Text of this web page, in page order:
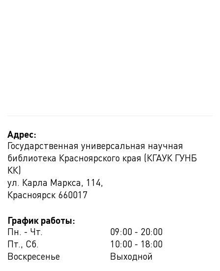
Адрес:
Государственная универсальная научная
библиотека Красноярского края (КГАУК ГУНБ
КК)
ул. Карла Маркса, 114,
Красноярск 660017
График работы:
Пн. - Чт.
09:00 - 20:00
Пт., Сб.
10:00 - 18:00
Воскресенье
Выходной